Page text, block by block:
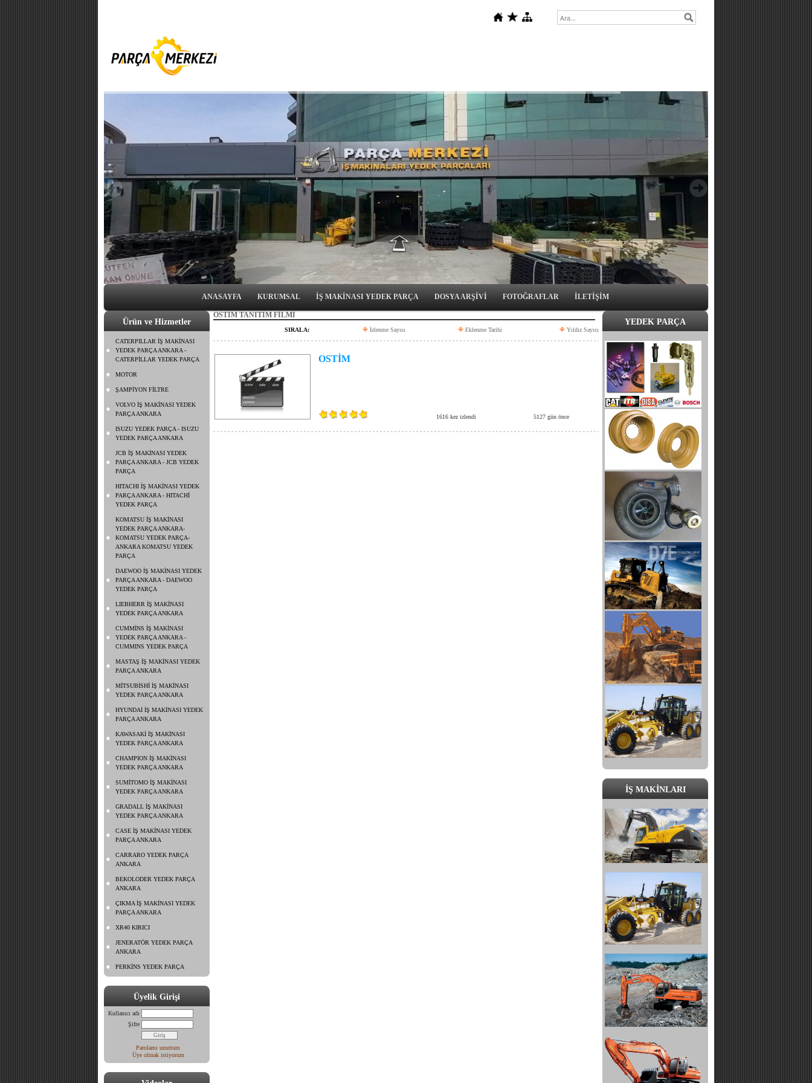
ANASAYFA KURUMSAL İŞ MAKİNASI YEDEK PARÇA DOSYA ARŞİVİ FOTOĞRAFLAR İLETİŞİM
Ürün ve Hizmetler
CATERPILLAR İŞ MAKİNASI
YEDEK PARÇA ANKARA -
CATERPİLLAR YEDEK PARÇA
MOTOR
ŞAMPİYON FİLTRE
VOLVO İŞ MAKİNASI YEDEK
PARÇA ANKARA
ISUZU YEDEK PARÇA - ISUZU
YEDEK PARÇA ANKARA
JCB İŞ MAKİNASI YEDEK
PARÇA ANKARA - JCB YEDEK
PARÇA
HITACHI İŞ MAKİNASI YEDEK
PARÇA ANKARA - HITACHİ
YEDEK PARÇA
KOMATSU İŞ MAKİNASI
YEDEK PARÇA ANKARA-
KOMATSU YEDEK PARÇA-
ANKARA KOMATSU YEDEK
PARÇA
DAEWOO İŞ MAKİNASI YEDEK
PARÇA ANKARA - DAEWOO
YEDEK PARÇA
LIEBHERR İŞ MAKİNASI
YEDEK PARÇA ANKARA
CUMMİNS İŞ MAKİNASI
YEDEK PARÇA ANKARA -
CUMMINS YEDEK PARÇA
MASTAŞ İŞ MAKİNASI YEDEK
PARÇA ANKARA
MİTSUBİSHİ İŞ MAKİNASI
YEDEK PARÇA ANKARA
HYUNDAİ İŞ MAKİNASI YEDEK
PARÇA ANKARA
KAWASAKİ İŞ MAKİNASI
YEDEK PARÇA ANKARA
CHAMPION İŞ MAKİNASI
YEDEK PARÇA ANKARA
SUMİTOMO İŞ MAKİNASI
YEDEK PARÇA ANKARA
GRADALL İŞ MAKİNASI
YEDEK PARÇA ANKARA
CASE İŞ MAKİNASI YEDEK
PARÇA ANKARA
CARRARO YEDEK PARÇA
ANKARA
BEKOLODER YEDEK PARÇA
ANKARA
ÇIKMA İŞ MAKİNASI YEDEK
PARÇA ANKARA
XR40 KIRICI
JENERATÖR YEDEK PARÇA
ANKARA
PERKİNS YEDEK PARÇA
Üyelik Girişi
Kullanıcı adı
Şifre
Parolamı unuttum
Üye olmak istiyorum
OSTİM TANITIM FİLMİ
SIRALA: İzlenme Sayısı Eklenme Tarihi Yıldız Sayısı
OSTİM
1616 kez izlendi 5127 gün önce
YEDEK PARÇA
İŞ MAKİNLARI